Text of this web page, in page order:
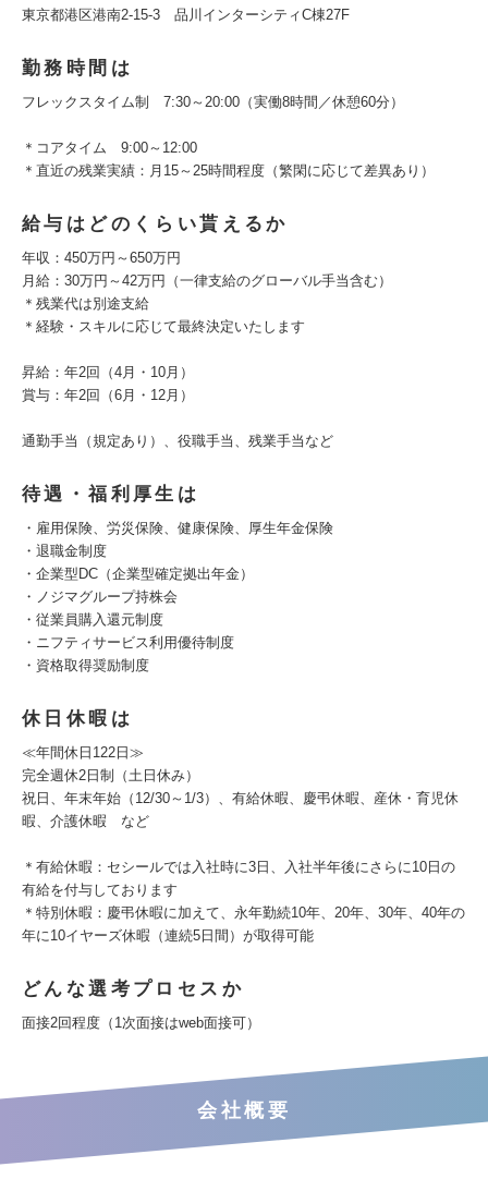
東京都港区港南2-15-3 品川インターシティC棟27F
勤務時間は
フレックスタイム制 7:30～20:00（実働8時間／休憩60分）
＊コアタイム 9:00～12:00
＊直近の残業実績：月15～25時間程度（繁閑に応じて差異あり）
給与はどのくらい貰えるか
年収：450万円～650万円
月給：30万円～42万円（一律支給のグローバル手当含む）
＊残業代は別途支給
＊経験・スキルに応じて最終決定いたします
昇給：年2回（4月・10月）
賞与：年2回（6月・12月）
通勤手当（規定あり）、役職手当、残業手当など
待遇・福利厚生は
・雇用保険、労災保険、健康保険、厚生年金保険
・退職金制度
・企業型DC（企業型確定拠出年金）
・ノジマグループ持株会
・従業員購入還元制度
・ニフティサービス利用優待制度
・資格取得奨励制度
休日休暇は
≪年間休日122日≫
完全週休2日制（土日休み）
祝日、年末年始（12/30～1/3）、有給休暇、慶弔休暇、産休・育児休
暇、介護休暇 など
＊有給休暇：セシールでは⼊社時に3⽇、⼊社半年後にさらに10⽇の
有給を付与しております
＊特別休暇：慶弔休暇に加えて、永年勤続10年、20年、30年、40年の
年に10イヤーズ休暇（連続5日間）が取得可能
どんな選考プロセスか
面接2回程度（1次面接はweb面接可）
会社概要